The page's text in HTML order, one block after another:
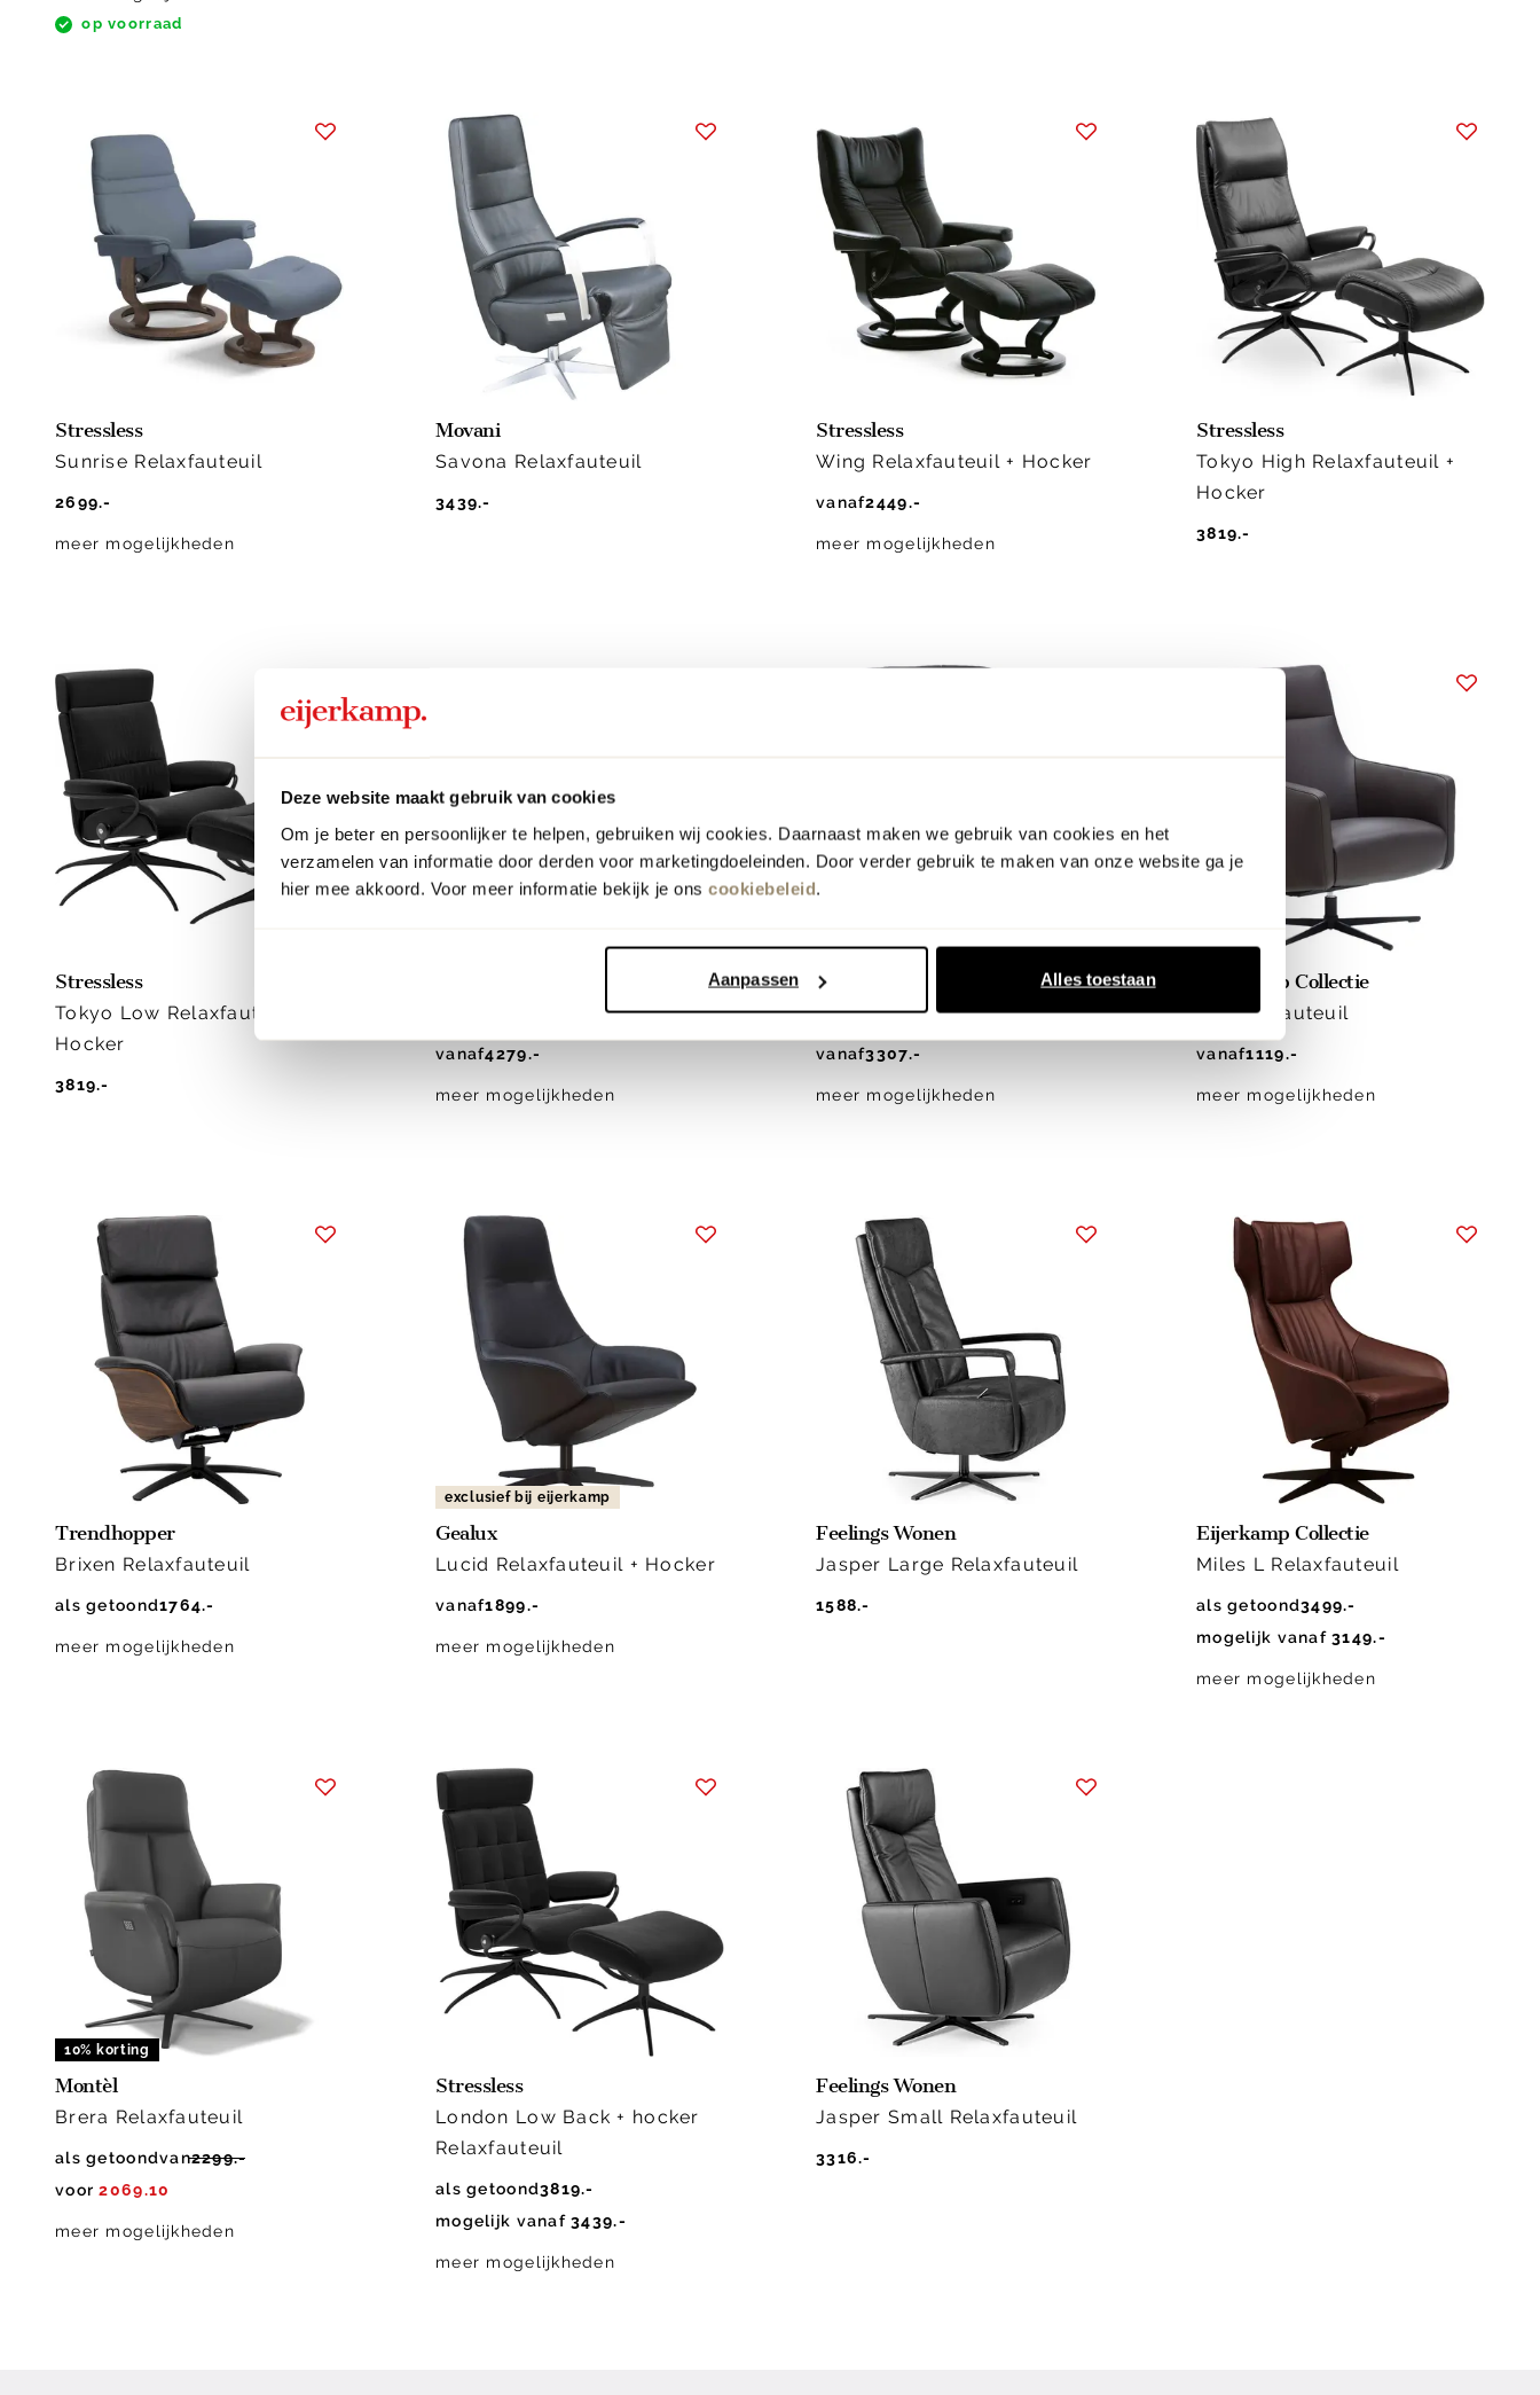
Deze website maakt gebruik van cookies
Om je beter en persoonlijker te helpen, gebruiken wij cookies. Daarnaast maken we gebruik van cookies en het
verzamelen van informatie door derden voor marketingdoeleinden. Door verder gebruik te maken van onze website ga je
hier mee akkoord. Voor meer informatie bekijk je ons cookiebeleid.
Aanpassen Alles toestaan
op voorraad
Stressless
Sunrise Relaxfauteuil
2699.-
meer mogelijkheden
Movani
Savona Relaxfauteuil
3439.-
Stressless
Wing Relaxfauteuil + Hocker
vanaf2449.-
meer mogelijkheden
Stressless
Tokyo High Relaxfauteuil +
Hocker
3819.-
Stressless
Tokyo Low Relaxfauteuil +
Hocker
3819.-
Erik L Relaxfauteuil + Hocker
vanaf4279.-
meer mogelijkheden
Gealux
Arc 8046 Relaxfauteuil
vanaf3307.-
meer mogelijkheden
webonly
Eijerkamp Collectie
Equipe Fauteuil
vanaf1119.-
meer mogelijkheden
Trendhopper
Brixen Relaxfauteuil
als getoond1764.-
meer mogelijkheden
exclusief bij eijerkamp
Gealux
Lucid Relaxfauteuil + Hocker
vanaf1899.-
meer mogelijkheden
Feelings Wonen
Jasper Large Relaxfauteuil
1588.-
Eijerkamp Collectie
Miles L Relaxfauteuil
als getoond3499.-
mogelijk vanaf 3149.-
meer mogelijkheden
10% korting
Montèl
Brera Relaxfauteuil
als getoondvan2299.-
voor 2069.10
meer mogelijkheden
Stressless
London Low Back + hocker
Relaxfauteuil
als getoond3819.-
mogelijk vanaf 3439.-
meer mogelijkheden
Feelings Wonen
Jasper Small Relaxfauteuil
3316.-